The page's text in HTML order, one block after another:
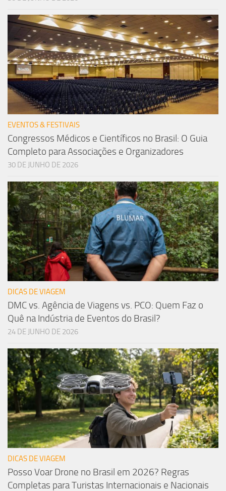
EVENTOS & FESTIVAIS
Congressos Médicos e Científicos no Brasil: O Guia
Completo para Associações e Organizadores
30 DE JUNHO DE 2026
DICAS DE VIAGEM
DMC vs. Agência de Viagens vs. PCO: Quem Faz o
Quê na Indústria de Eventos do Brasil?
24 DE JUNHO DE 2026
DICAS DE VIAGEM
Posso Voar Drone no Brasil em 2026? Regras
Completas para Turistas Internacionais e Nacionais